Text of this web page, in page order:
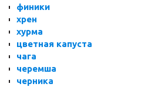
финики
хрен
хурма
цветная капуста
чага
черемша
черника